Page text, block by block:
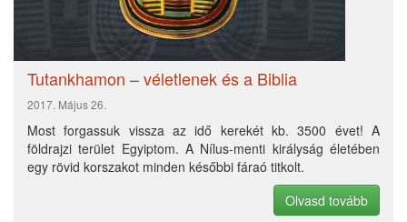
Tutankhamon – véletlenek és a Biblia
2017. Május 26.
Most forgassuk vissza az idő kerekét kb. 3500 évet! A
földrajzi terület Egyiptom. A Nílus-menti királyság életében
egy rövid korszakot minden későbbi fáraó titkolt.
Olvasd tovább